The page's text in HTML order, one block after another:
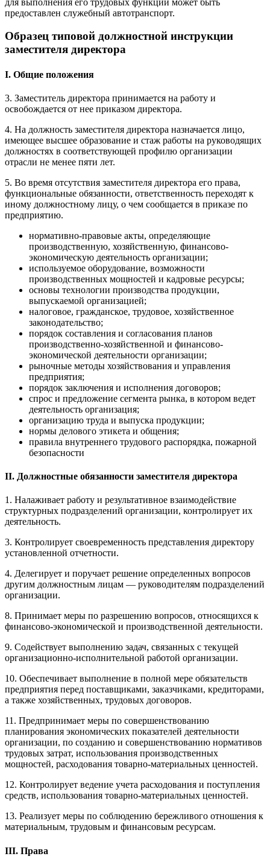
предоставлен служебный автотранспорт.
Образец типовой должностной инструкции
заместителя директора
І. Общие положения
3. Заместитель директора принимается на работу и
освобождается от нее приказом директора.
4. На должность заместителя директора назначается лицо,
имеющее высшее образование и стаж работы на руководящих
должностях в соответствующей профилю организации
отрасли не менее пяти лет.
5. Во время отсутствия заместителя директора его права,
функциональные обязанности, ответственность переходят к
иному должностному лицу, о чем сообщается в приказе по
предприятию.
нормативно-правовые акты, определяющие
производственную, хозяйственную, финансово-
экономическую деятельность организации;
используемое оборудование, возможности
производственных мощностей и кадровые ресурсы;
основы технологии производства продукции,
выпускаемой организацией;
налоговое, гражданское, трудовое, хозяйственное
законодательство;
порядок составления и согласования планов
производственно-хозяйственной и финансово-
экономической деятельности организации;
рыночные методы хозяйствования и управления
предприятия;
порядок заключения и исполнения договоров;
спрос и предложение сегмента рынка, в котором ведет
деятельность организация;
организацию труда и выпуска продукции;
нормы делового этикета и общения;
правила внутреннего трудового распорядка, пожарной
безопасности
ІІ. Должностные обязанности заместителя директора
1. Налаживает работу и результативное взаимодействие
структурных подразделений организации, контролирует их
деятельность.
3. Контролирует своевременность представления директору
установленной отчетности.
4. Делегирует и поручает решение определенных вопросов
другим должностным лицам — руководителям подразделений
организации.
8. Принимает меры по разрешению вопросов, относящихся к
финансово-экономической и производственной деятельности.
9. Содействует выполнению задач, связанных с текущей
организационно-исполнительной работой организации.
10. Обеспечивает выполнение в полной мере обязательств
предприятия перед поставщиками, заказчиками, кредиторами,
а также хозяйственных, трудовых договоров.
11. Предпринимает меры по совершенствованию
планирования экономических показателей деятельности
организации, по созданию и совершенствованию нормативов
трудовых затрат, использования производственных
мощностей, расходования товарно-материальных ценностей.
12. Контролирует ведение учета расходования и поступления
средств, использования товарно-материальных ценностей.
13. Реализует меры по соблюдению бережливого отношения к
материальным, трудовым и финансовым ресурсам.
ІІІ. Права